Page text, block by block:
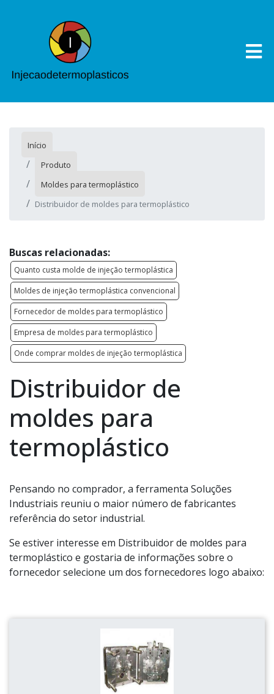
Início
Produto
Moldes para termoplástico
Distribuidor de moldes para termoplástico
Buscas relacionadas:
Quanto custa molde de injeção termoplástica
Moldes de injeção termoplástica convencional
Fornecedor de moldes para termoplástico
Empresa de moldes para termoplástico
Onde comprar moldes de injeção termoplástica
Distribuidor de
moldes para
termoplástico
Pensando no comprador, a ferramenta Soluções
Industriais reuniu o maior número de fabricantes
referência do setor industrial.
Se estiver interesse em Distribuidor de moldes para
termoplástico e gostaria de informações sobre o
fornecedor selecione um dos fornecedores logo abaixo: